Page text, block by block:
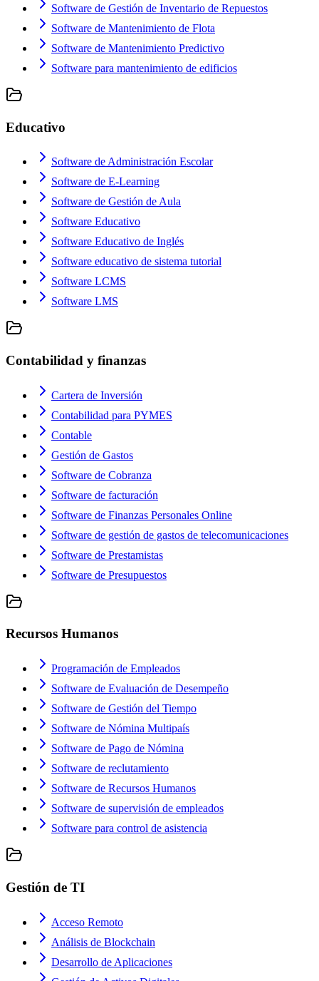
Software de Gestión de Inventario de Repuestos
Software de Mantenimiento de Flota
Software de Mantenimiento Predictivo
Software para mantenimiento de edificios
Educativo
Software de Administración Escolar
Software de E-Learning
Software de Gestión de Aula
Software Educativo
Software Educativo de Inglés
Software educativo de sistema tutorial
Software LCMS
Software LMS
Contabilidad y finanzas
Cartera de Inversión
Contabilidad para PYMES
Contable
Gestión de Gastos
Software de Cobranza
Software de facturación
Software de Finanzas Personales Online
Software de gestión de gastos de telecomunicaciones
Software de Prestamistas
Software de Presupuestos
Recursos Humanos
Programación de Empleados
Software de Evaluación de Desempeño
Software de Gestión del Tiempo
Software de Nómina Multipaís
Software de Pago de Nómina
Software de reclutamiento
Software de Recursos Humanos
Software de supervisión de empleados
Software para control de asistencia
Gestión de TI
Acceso Remoto
Análisis de Blockchain
Desarrollo de Aplicaciones